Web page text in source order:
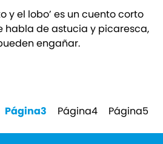
y el lobo’ es un cuento corto
habla de astucia y picaresca,
engañar.
Página3 Página4 Página5